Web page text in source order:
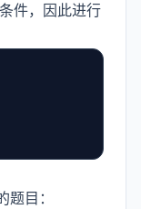
件，因此进行
目：